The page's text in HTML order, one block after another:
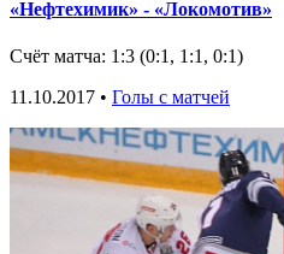
«Нефтехимик» - «Локомотив»
Счёт матча: 1:3 (0:1, 1:1, 0:1)
11.10.2017 • Голы с матчей